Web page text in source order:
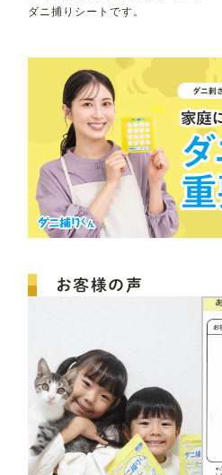
ダニ捕りシートです。
お客様の声